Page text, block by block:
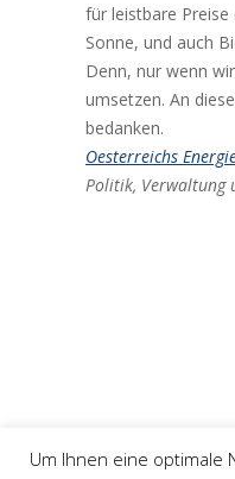
für leistbare Preise
Sonne, und auch
Denn, nur wenn
umsetzen. An
bedanken.
Oesterreichs
Politik, Verwaltung
Um Ihnen eine optimale